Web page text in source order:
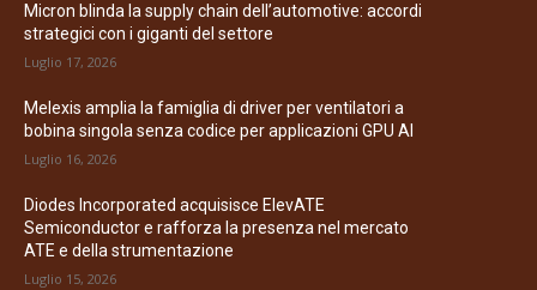
Micron blinda la supply chain dell’automotive: accordi
strategici con i giganti del settore
Luglio 17, 2026
Melexis amplia la famiglia di driver per ventilatori a
bobina singola senza codice per applicazioni GPU AI
Luglio 16, 2026
Diodes Incorporated acquisisce ElevATE
Semiconductor e rafforza la presenza nel mercato
ATE e della strumentazione
Luglio 15, 2026